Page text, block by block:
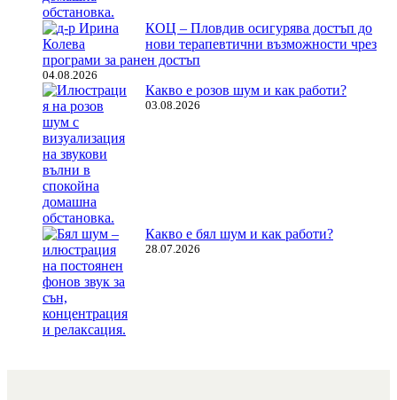
КОЦ – Пловдив осигурява достъп до
нови терапевтични възможности чрез
програми за ранен достъп
04.08.2026
Какво е розов шум и как работи?
03.08.2026
Какво е бял шум и как работи?
28.07.2026